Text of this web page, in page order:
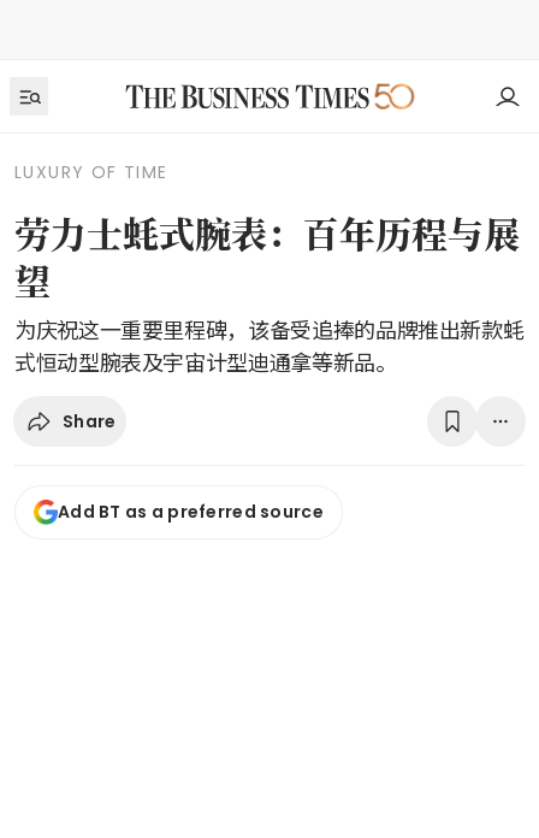
LUXURY OF TIME
劳力士蚝式腕表：百年历程与展
望
为庆祝这一重要里程碑，该备受追捧的品牌推出新款蚝
式恒动型腕表及宇宙计型迪通拿等新品。
Share
Add BT as a preferred source